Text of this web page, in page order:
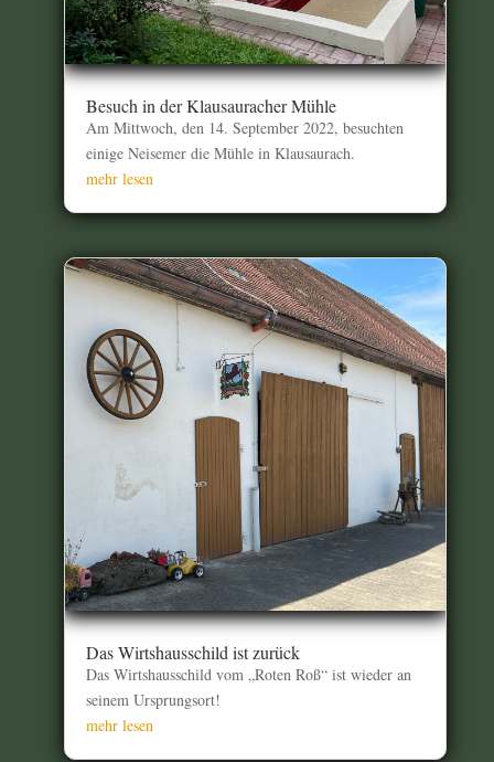
Besuch in der Klausauracher Mühle
Am Mittwoch, den 14. September 2022, besuchten
einige Neisemer die Mühle in Klausaurach.
mehr lesen
Das Wirtshausschild ist zurück
Das Wirtshausschild vom „Roten Roß“ ist wieder an
seinem Ursprungsort!
mehr lesen